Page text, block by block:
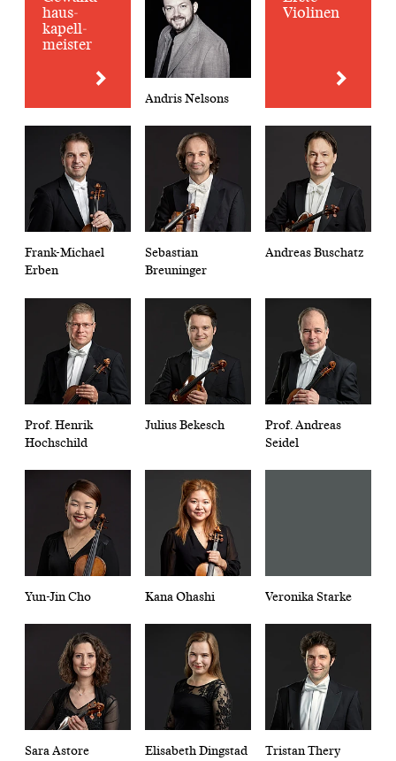
haus­
kapell­
meister
Andris Nelsons
Violinen
Frank-Michael
Erben
Sebastian
Breuninger
Andreas Buschatz
Prof. Henrik
Hochschild
Julius Bekesch
Prof. Andreas
Seidel
Yun-Jin Cho Kana Ohashi Veronika Starke
Sara Astore Elisabeth Dingstad Tristan Thery